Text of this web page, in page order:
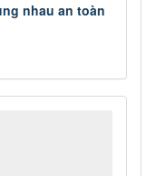
nhau an toàn